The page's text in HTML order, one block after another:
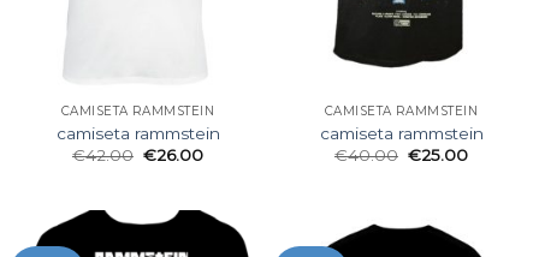
CAMISETA RAMMSTEIN
camiseta rammstein
€42.00 €26.00
CAMISETA RAMMSTEIN
camiseta rammstein
€40.00 €25.00